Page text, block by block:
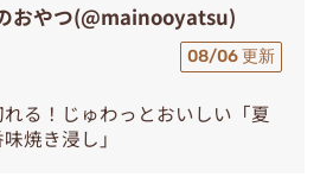
おやつ(@mainooyatsu)
08/06 更新
る！じゅわっとおいしい「夏
焼き浸し」